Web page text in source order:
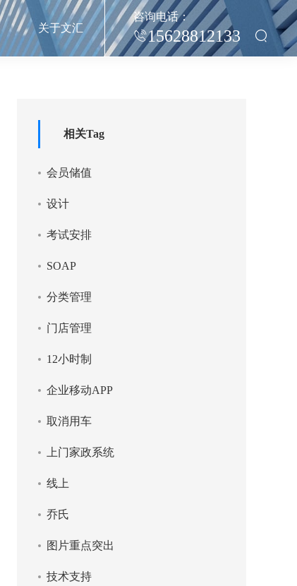
关于文汇
咨询电话：
15628812133
相关Tag
会员储值
设计
考试安排
SOAP
分类管理
门店管理
12小时制
企业移动APP
取消用车
上门家政系统
线上
乔氏
图片重点突出
技术支持